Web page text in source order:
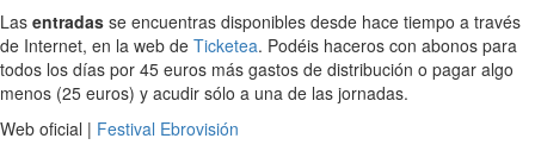
Las entradas se encuentras disponibles desde hace tiempo a través
de Internet, en la web de Ticketea. Podéis haceros con abonos para
todos los días por 45 euros más gastos de distribución o pagar algo
menos (25 euros) y acudir sólo a una de las jornadas.
Web oficial | Festival Ebrovisión